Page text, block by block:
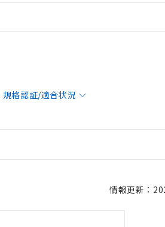
規格認証/適合状況
情報更新：